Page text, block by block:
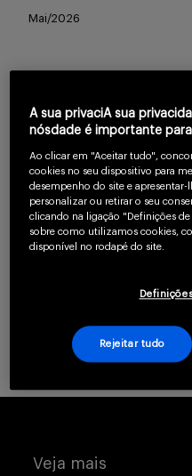
Sobre
Mai/2026
confirme
um
CLIQUE AQUI
Veja mais
A sua privaciA sua
nósdade é importante
Ao clicar em "Aceitar tudo",
cookies no seu dispositivo para
desempenho do site e
personalizar ou retirar o seu
clicando na ligação "Definições
sobre como utilizamos cookies,
disponível no rodapé do site.
Rejeitar tudo